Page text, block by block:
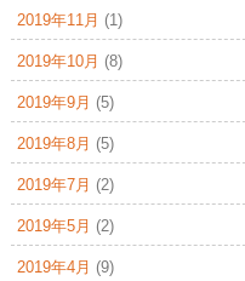
2019年11月 (1)
2019年10月 (8)
2019年9月 (5)
2019年8月 (5)
2019年7月 (2)
2019年5月 (2)
2019年4月 (9)